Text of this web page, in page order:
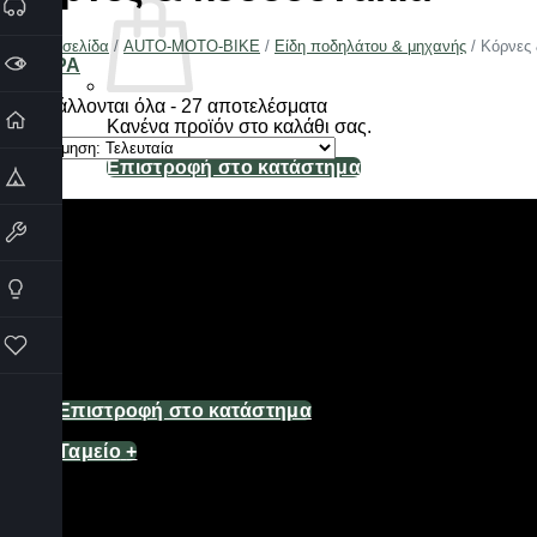
Κανένα προϊόν στο καλάθι σας.
Επιστροφή στο κατάστημα
Επιστροφή στο κατάστημα
Ταμείο +
Αρχική σελίδα / AUTO-MOTO-BIKE / Είδη ποδηλάτου & μηχανής / Κόρνες
ΦΙΛΤΡΑ
Προβάλλονται όλα - 27 αποτελέσματαSorted
by
latest